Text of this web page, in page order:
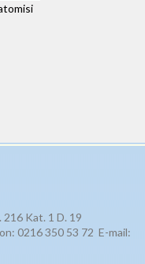
Kat. 1 D. 19
0216 350 53 72 E-mail: